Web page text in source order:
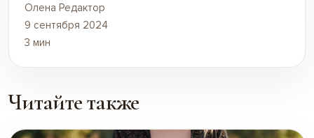
Олена Редактор
9 сентября 2024
3 мин
Читайте также